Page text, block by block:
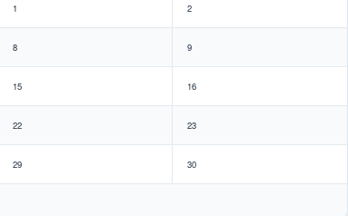
1 2
8 9
15 16
22 23
29 30